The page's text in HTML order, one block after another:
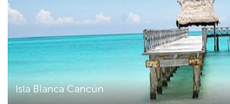
Isla Blanca Cancún